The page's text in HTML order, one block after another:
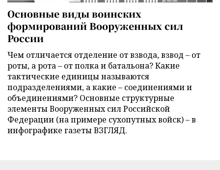
Основные виды воинских
формирований Вооруженных сил
России
Чем отличается отделение от взвода, взвод – от
роты, а рота – от полка и батальона? Какие
тактические единицы называются
подразделениями, а какие – соединениями и
объединениями? Основные структурные
элементы Вооруженных сил Российской
Федерации (на примере сухопутных войск) – в
инфографике газеты ВЗГЛЯД.